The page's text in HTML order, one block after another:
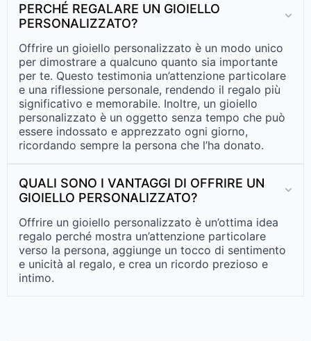
PERCHÉ REGALARE UN GIOIELLO
PERSONALIZZATO?
Offrire un gioiello personalizzato è un modo unico
per dimostrare a qualcuno quanto sia importante
per te. Questo testimonia un’attenzione particolare
e una riflessione personale, rendendo il regalo più
significativo e memorabile. Inoltre, un gioiello
personalizzato è un oggetto senza tempo che può
essere indossato e apprezzato ogni giorno,
ricordando sempre la persona che l’ha donato.
QUALI SONO I VANTAGGI DI OFFRIRE UN
GIOIELLO PERSONALIZZATO?
Offrire un gioiello personalizzato è un’ottima idea
regalo perché mostra un’attenzione particolare
verso la persona, aggiunge un tocco di sentimento
e unicità al regalo, e crea un ricordo prezioso e
intimo.